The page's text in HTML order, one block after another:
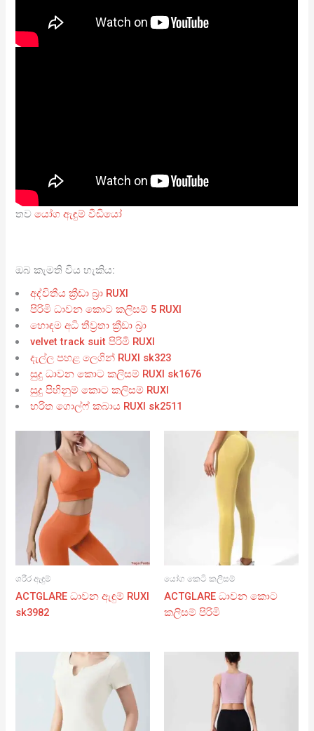
තවයෝග ඇඳුම් වීඩියෝ
ඔබ කැමති විය හැකිය:
අද්විතීය ක්‍රීඩා බ්‍රා RUXI
පිරිමි ධාවන කොට කලිසම් 5 RUXI
හොඳම අධි තීව්‍රතා ක්‍රීඩා බ්‍රා
velvet track suit පිරිමි RUXI
දැල්ල පහළ ලෙගින් RUXI sk323
සුදු ධාවන කොට කලිසම් RUXI sk1676
සුදු පිහිනුම් කොට කලිසම් RUXI
හරිත ගොල්ෆ් කබාය RUXI sk2511
ශරීර ඇඳුම්
ACTGLARE ධාවන ඇඳුම් RUXI
sk3982
යෝග කෙටි කලිසම්
ACTGLARE ධාවන කොට
කලිසම් පිරිමි